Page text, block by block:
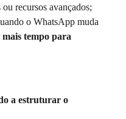
recursos avançados;
o WhatsApp muda
mais tempo para
a estruturar o